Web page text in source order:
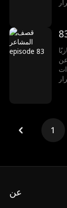
مكتوب ، يختار 40 عازبًا
1
عن